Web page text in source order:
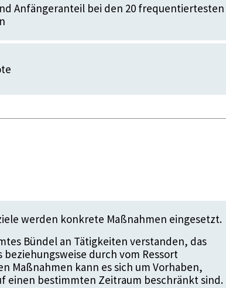
Anfängeranteil bei den 20 frequentiertesten
werden konkrete Maßnahmen eingesetzt.
Bündel an Tätigkeiten verstanden, das
durch vom Ressort
Maßnahmen kann es sich um Vorhaben,
einen bestimmten Zeitraum beschränkt sind.